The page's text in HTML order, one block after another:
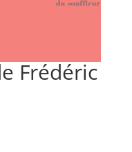
Frédéric